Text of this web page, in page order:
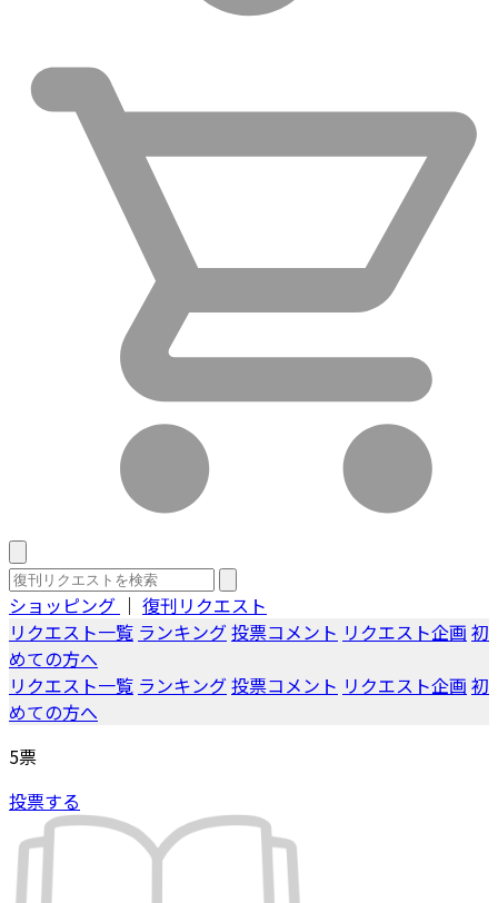
ショッピング ｜ 復刊リクエスト
リクエスト一覧 ランキング投票コメント リクエスト企画 初
めての方へ
リクエスト一覧 ランキング投票コメント リクエスト企画 初
めての方へ
5票
投票する